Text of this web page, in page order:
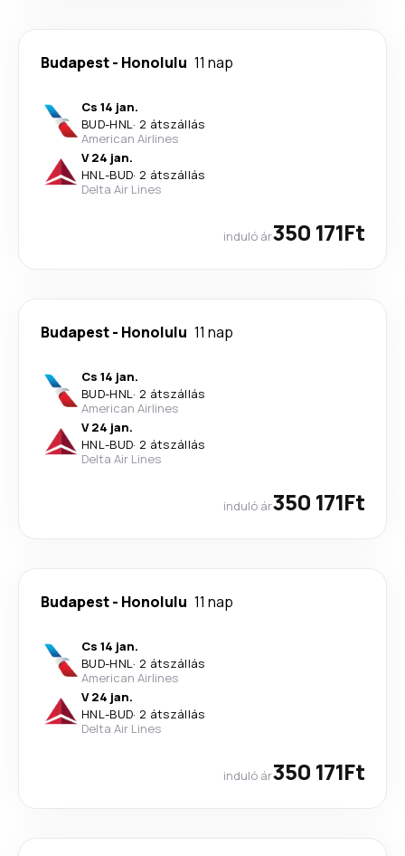
Budapest- Honolulu 11 nap
Cs 14 jan.
BUD-HNL· 2 átszállás
American Airlines
V 24 jan.
HNL-BUD· 2 átszállás
Delta Air Lines
induló ár350 171Ft
Budapest- Honolulu 11 nap
Cs 14 jan.
BUD-HNL· 2 átszállás
American Airlines
V 24 jan.
HNL-BUD· 2 átszállás
Delta Air Lines
induló ár350 171Ft
Budapest- Honolulu 11 nap
Cs 14 jan.
BUD-HNL· 2 átszállás
American Airlines
V 24 jan.
HNL-BUD· 2 átszállás
Delta Air Lines
induló ár350 171Ft